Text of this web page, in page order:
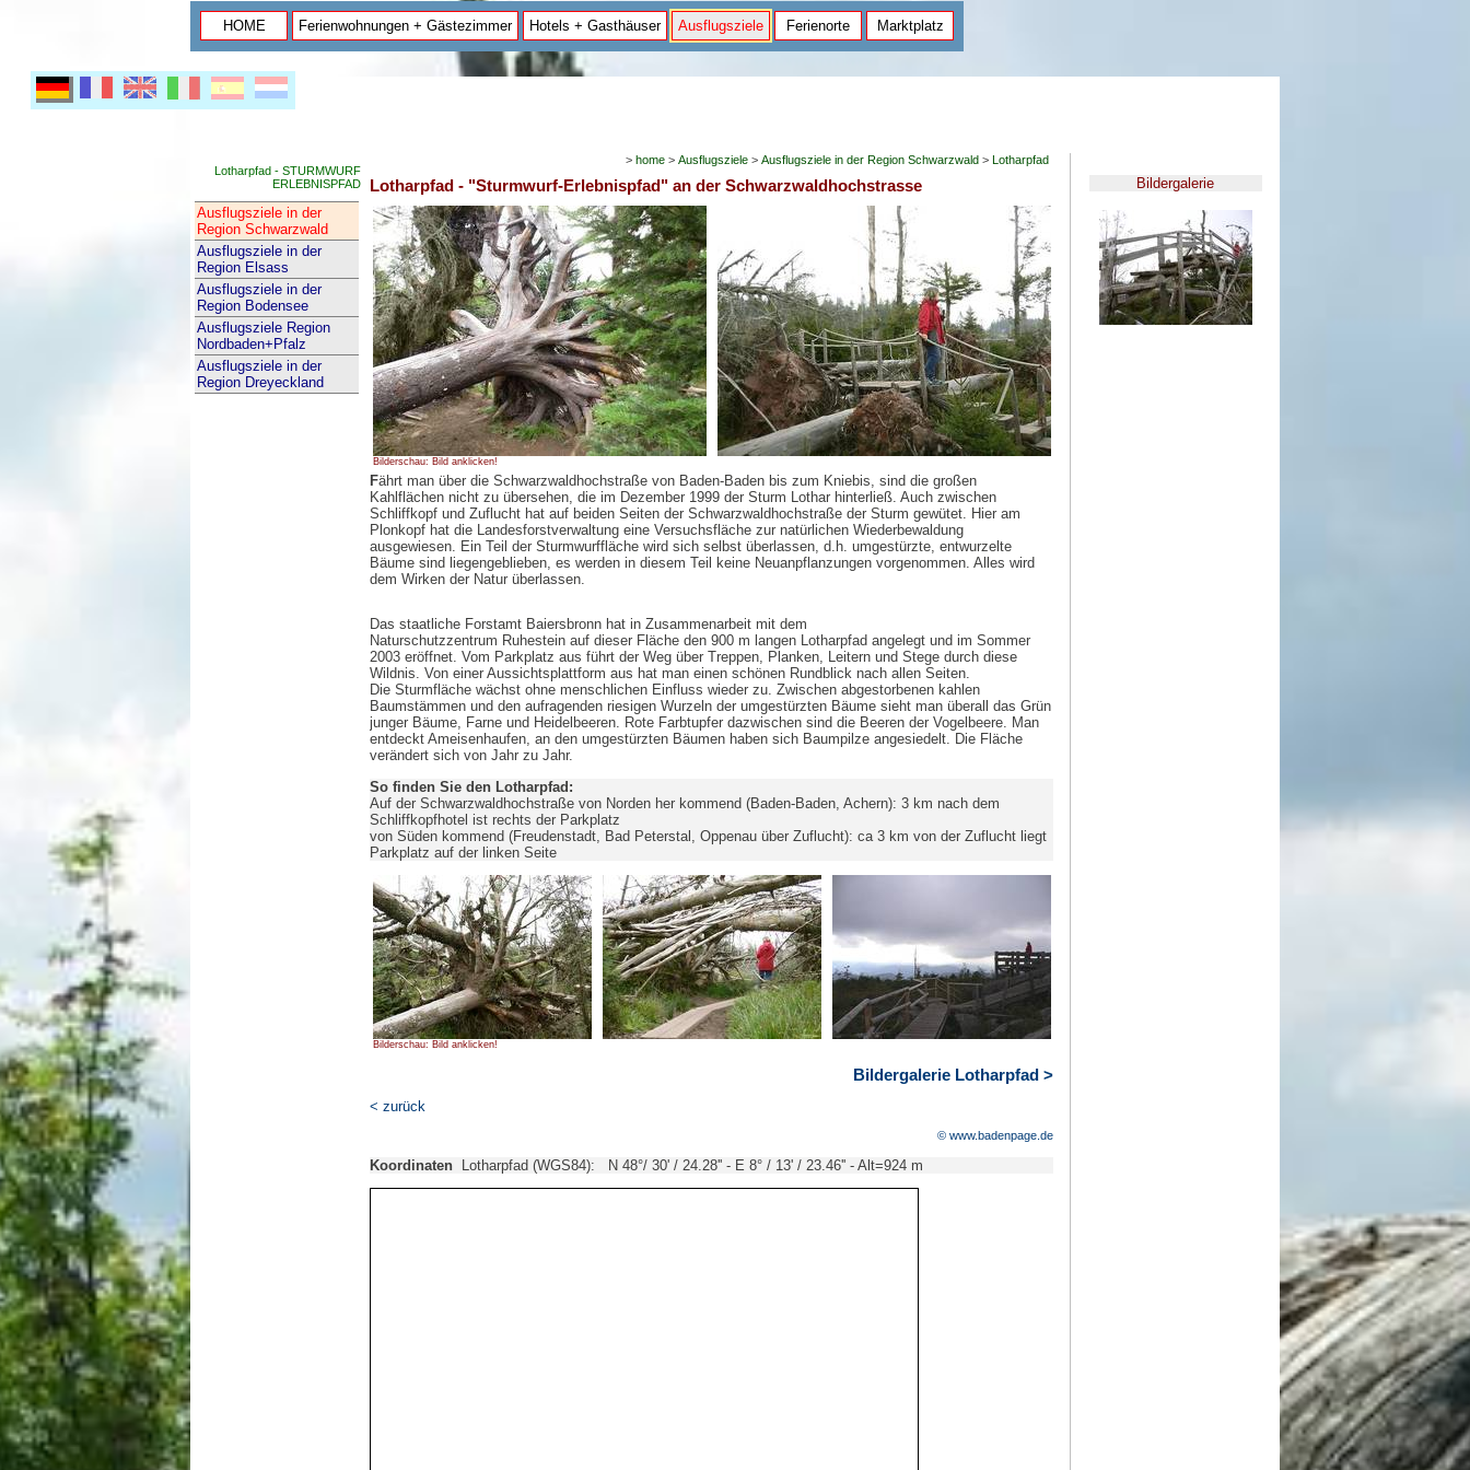
HOME Ferienwohnungen + Gästezimmer Hotels + Gasthäuser Ausflugsziele Ferienorte Marktplatz
Lotharpfad - STURMWURF
ERLEBNISPFAD
Ausflugsziele in der
Region Schwarzwald
Ausflugsziele in der
Region Elsass
Ausflugsziele in der
Region Bodensee
Ausflugsziele Region
Nordbaden+Pfalz
Ausflugsziele in der
Region Dreyeckland
> home> Ausflugsziele> Ausflugsziele in der Region Schwarzwald> Lotharpfad
Lotharpfad - "Sturmwurf-Erlebnispfad" an der Schwarzwaldhochstrasse
Bilderschau: Bild anklicken!
Fährt man über die Schwarzwaldhochstraße von Baden-Baden bis zum Kniebis, sind die großen
Kahlflächen nicht zu übersehen, die im Dezember 1999 der Sturm Lothar hinterließ. Auch zwischen
Schliffkopf und Zuflucht hat auf beiden Seiten der Schwarzwaldhochstraße der Sturm gewütet. Hier am
Plonkopf hat die Landesforstverwaltung eine Versuchsfläche zur natürlichen Wiederbewaldung
ausgewiesen. Ein Teil der Sturmwurffläche wird sich selbst überlassen, d.h. umgestürzte, entwurzelte
Bäume sind liegengeblieben, es werden in diesem Teil keine Neuanpflanzungen vorgenommen. Alles wird
dem Wirken der Natur überlassen.
Das staatliche Forstamt Baiersbronn hat in Zusammenarbeit mit dem
Naturschutzzentrum Ruhestein auf dieser Fläche den 900 m langen Lotharpfad angelegt und im Sommer
2003 eröffnet. Vom Parkplatz aus führt der Weg über Treppen, Planken, Leitern und Stege durch diese
Wildnis. Von einer Aussichtsplattform aus hat man einen schönen Rundblick nach allen Seiten.
Die Sturmfläche wächst ohne menschlichen Einfluss wieder zu. Zwischen abgestorbenen kahlen
Baumstämmen und den aufragenden riesigen Wurzeln der umgestürzten Bäume sieht man überall das Grün
junger Bäume, Farne und Heidelbeeren. Rote Farbtupfer dazwischen sind die Beeren der Vogelbeere. Man
entdeckt Ameisenhaufen, an den umgestürzten Bäumen haben sich Baumpilze angesiedelt. Die Fläche
verändert sich von Jahr zu Jahr.
So finden Sie den Lotharpfad:
Auf der Schwarzwaldhochstraße von Norden her kommend (Baden-Baden, Achern): 3 km nach dem
Schliffkopfhotel ist rechts der Parkplatz
von Süden kommend (Freudenstadt, Bad Peterstal, Oppenau über Zuflucht): ca 3 km von der Zuflucht liegt
Parkplatz auf der linken Seite
Bilderschau: Bild anklicken!
Bildergalerie Lotharpfad >
< zurück
© www.badenpage.de
Koordinaten Lotharpfad (WGS84): N 48°/ 30' / 24.28'' - E 8° / 13' / 23.46'' - Alt=924 m
Bildergalerie